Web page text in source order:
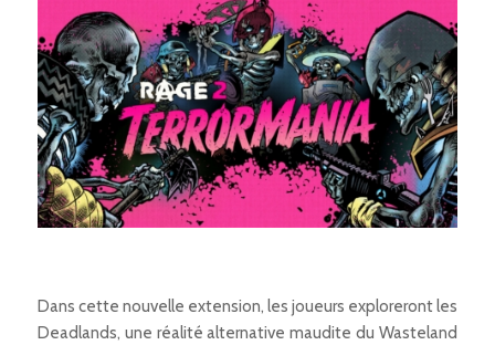
Dans cette nouvelle extension, les joueurs exploreront les
Deadlands, une réalité alternative maudite du Wasteland